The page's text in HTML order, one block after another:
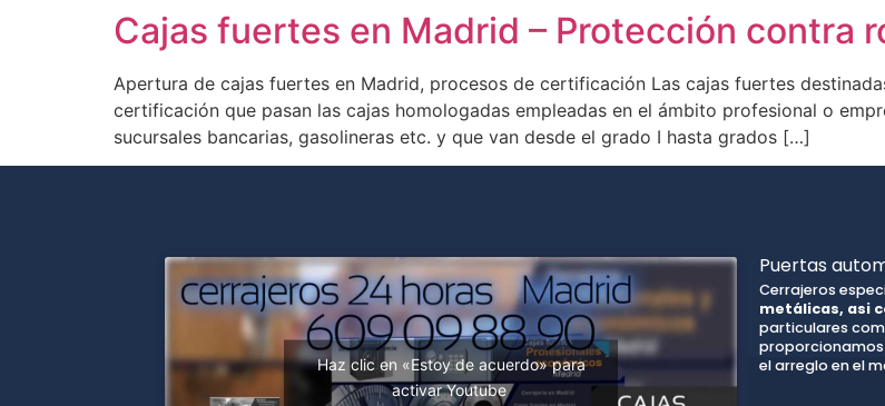
Cajas fuertes en Madrid – Protección contra
Apertura de cajas fuertes en Madrid, procesos de certificación Las cajas fuertes
certificación que pasan las cajas homologadas empleadas en el ámbito profesional o
sucursales bancarias, gasolineras etc. y que van desde el grado I hasta grados […]
Haz clic en «Estoy de acuerdo» para
activar Youtube
Puertas
Cerrajeros
metálicas, asi
particulares
proporcionamos
el arreglo en el